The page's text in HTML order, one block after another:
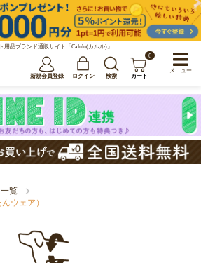
品ブランド通販サイト「Calulu(カルル)」
新規会員登録 ログイン 検索
0
カート
覧
ウェア）
メニュー